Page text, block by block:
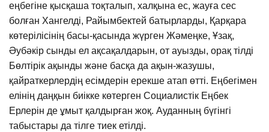
еңбегіне қысқаша тоқталып, халқына ес, жауға сес
болған Хангелді, Райымбектей батырларды, Қарқара
көтерілісінің басы-қасында жүрген Жәмеңке, Ұзақ,
Әубәкір сынды ел ақсақалдарын, от ауызды, орақ тілді
Бөлтірік ақынды және басқа да ақын-жазушы,
қайраткерлердің есімдерін ерекше атап өтті. Еңбегімен
елінің даңқын биікке көтерген Социалистік Еңбек
Ерлерін де ұмыт қалдырған жоқ. Ауданның бүгінгі
табыстары да тілге тиек етілді.